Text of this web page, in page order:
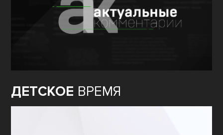
ДЕТСКОЕ ВРЕМЯ